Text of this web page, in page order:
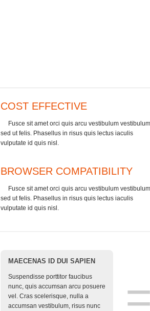
COST EFFECTIVE
Fusce sit amet orci quis arcu vestibulum vestibulum
sed ut felis. Phasellus in risus quis lectus iaculis
vulputate id quis nisl.
BROWSER COMPATIBILITY
Fusce sit amet orci quis arcu vestibulum vestibulum
sed ut felis. Phasellus in risus quis lectus iaculis
vulputate id quis nisl.
MAECENAS ID DUI SAPIEN
Suspendisse porttitor faucibus
nunc, quis accumsan arcu posuere
vel. Cras scelerisque, nulla a
accumsan vestibulum, risus nunc
=